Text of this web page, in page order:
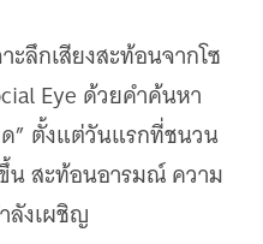
าะลึกเสียงสะท้อนจากโซ
Eye ด้วยคำค้นหา
” ตั้งแต่วันแรกที่ชนวน
น สะท้อนอารมณ์ ความ
ลังเผชิญ